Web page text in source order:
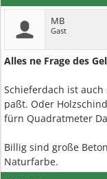
MB
Gast
Alles ne Frage des
Schieferdach ist
paßt. Oder
fürn Quadratmeter
Billig sind große
Naturfarbe.